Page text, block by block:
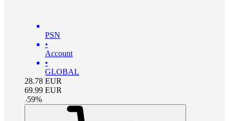
PSN
•
Account
•
GLOBAL
28.78 EUR
69.99 EUR
-59%